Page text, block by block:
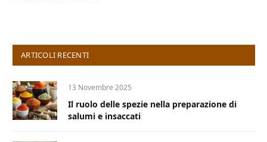
ARTICOLI RECENTI
13 Novembre 2025
Il ruolo delle spezie nella preparazione di
salumi e insaccati